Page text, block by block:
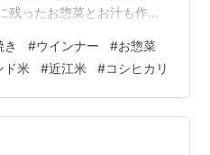
残ったお惣菜とお汁も作っ
から始め、小さいお弁当を
れろと、すっかり末っ娘は
ちでいるようだ。ところが
ベンチでお席を確保してい
好のお子たちに広まっ
き #ウインナー #お惣菜
ド米 #近江米 #コシヒカリ